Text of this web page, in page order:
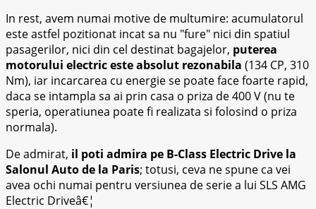
In rest, avem numai motive de multumire: acumulatorul
este astfel pozitionat incat sa nu fure nici din spatiul
pasagerilor, nici din cel destinat bagajelor, puterea
motorului electric este absolut rezonabila (134 CP, 310
Nm), iar incarcarea cu energie se poate face foarte rapid,
daca se intampla sa ai prin casa o priza de 400 V (nu te
speria, operatiunea poate fi realizata si folosind o priza
normala).
De admirat, il poti admira pe B-Class Electric Drive la
Salonul Auto de la Paris; totusi, ceva ne spune ca vei
avea ochi numai pentru versiunea de serie a lui SLS AMG
Electric Driveâ€¦